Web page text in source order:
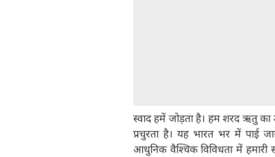
स्वाद हमें जोड़ता है। हम शरद ऋतु
प्रचुरता है। यह भारत भर में पाई
आधुनिक वैश्चिक विविधता में